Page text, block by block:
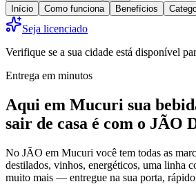
Início
Como funciona Benefícios
Seja licenciado
Verifique se a sua cidade está disponível
Entrega em minutos
Aqui em Mucuri sua
sair de casa é com o JÃO
No JÃO em Mucuri você tem todas as
destilados, vinhos, energéticos, uma linha
muito mais — entregue na sua porta,